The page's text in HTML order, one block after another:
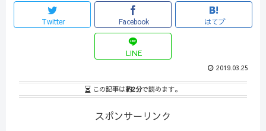
Twitter Facebook はてブ
LINE
2019.03.25
この記事は約2分で読めます。
スポンサーリンク